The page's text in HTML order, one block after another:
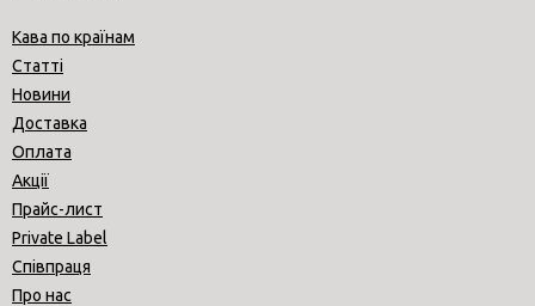
Кава по країнам
Статті
Новини
Доставка
Оплата
Акції
Прайс-лист
Private Label
Співпраця
Про нас